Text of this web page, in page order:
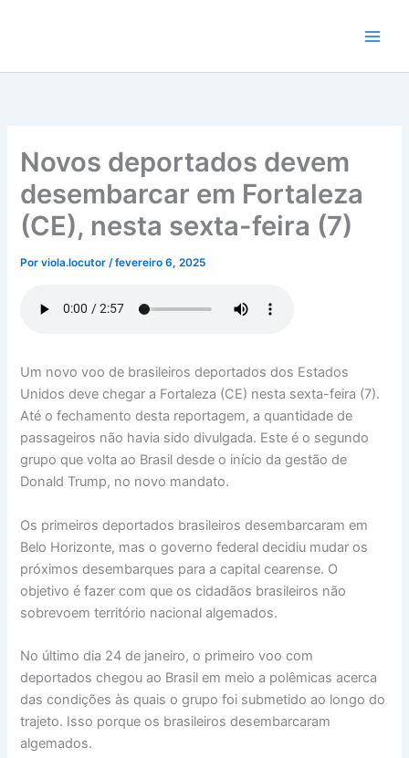
conteúdo
Novos deportados devem
desembarcar em Fortaleza
(CE), nesta sexta-feira (7)
Porviola.locutor/fevereiro 6, 2025
Um novo voo de brasileiros deportados dos Estados
Unidos deve chegar a Fortaleza (CE) nesta sexta-feira (7).
Até o fechamento desta reportagem, a quantidade de
passageiros não havia sido divulgada. Este é o segundo
grupo que volta ao Brasil desde o início da gestão de
Donald Trump, no novo mandato.
Os primeiros deportados brasileiros desembarcaram em
Belo Horizonte, mas o governo federal decidiu mudar os
próximos desembarques para a capital cearense. O
objetivo é fazer com que os cidadãos brasileiros não
sobrevoem território nacional algemados.
No último dia 24 de janeiro, o primeiro voo com
deportados chegou ao Brasil em meio a polêmicas acerca
das condições às quais o grupo foi submetido ao longo do
trajeto. Isso porque os brasileiros desembarcaram
algemados.